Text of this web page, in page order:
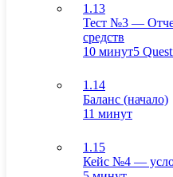
1.13
Тест №3 —
средств
10 минут5
1.14
Баланс (начало)
11 минут
1.15
Кейс №4 —